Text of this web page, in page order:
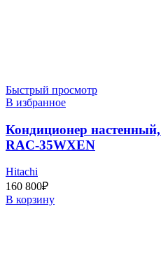
Быстрый просмотр
В избранное
Кондиционер
RAC-35WXEN
Hitachi
160 800₽
В корзину